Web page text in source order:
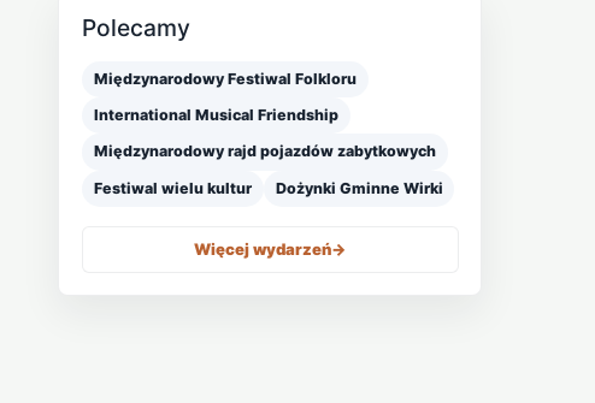
Polecamy
Międzynarodowy Festiwal Folkloru
International Musical Friendship
Międzynarodowy rajd pojazdów zabytkowych
Festiwal wielu kultur Dożynki Gminne Wirki
Więcej wydarzeń->